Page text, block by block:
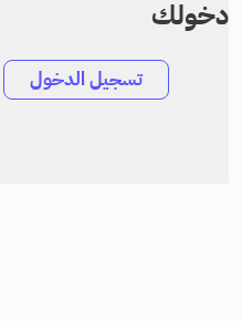
دخولك
تسجيل الدخول